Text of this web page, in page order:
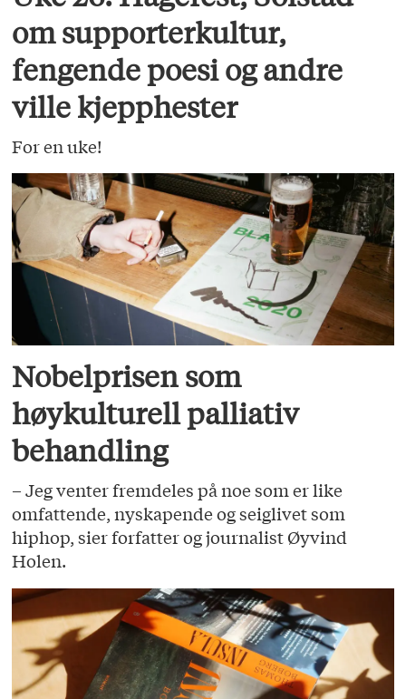
om supporterkultur,
fengende poesi og andre
ville kjepphester
For en uke!
Nobelprisen som
høykulturell palliativ
behandling
– Jeg venter fremdeles på noe som er like
omfattende, nyskapende og seiglivet som
hiphop, sier forfatter og journalist Øyvind
Holen.